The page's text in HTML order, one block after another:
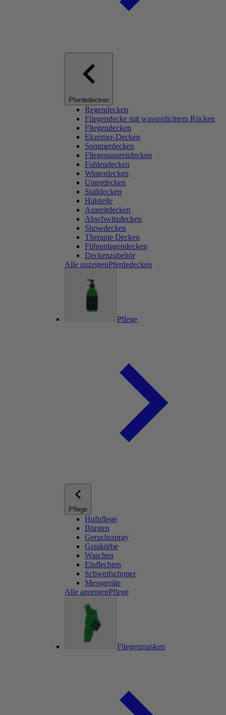
Pferdedecken
Regendecken
Fliegendecke mit wasserdichtem Rücken
Fliegendecken
Ekzemer-Decken
Sommerdecken
Fliegenausreitdecken
Fohlendecken
Winterdecken
Unterdecken
Stalldecken
Halsteile
Ausreitdecken
Abschwitzdecken
Showdecken
Therapie Decken
Führanlagendecken
Deckenzubehör
Alle anzeigenPferdedecken
Pflege
Pflege
Hufpflege
Bürsten
Geruchsspray
Graskörbe
Waschen
Einflechten
Schweifschoner
Messgeräte
Alle anzeigenPflege
Fliegenmasken